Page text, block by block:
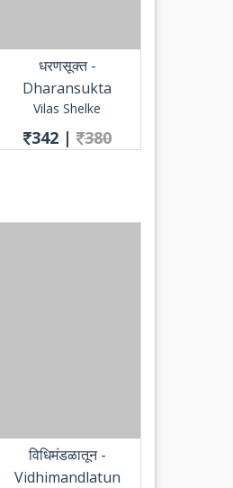
धरणसूक्त -
Dharansukta
Vilas Shelke
342 | 380
विधिमंडळातून -
Vidhimandlatun